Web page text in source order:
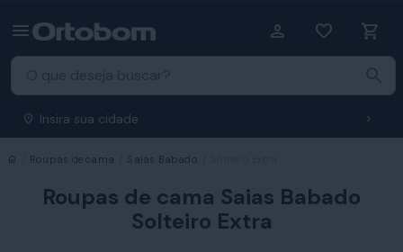
Insira sua cidade
Início
Roupas de cama Saias Babado
Roupas de cama Saias Babado
Solteiro Extra